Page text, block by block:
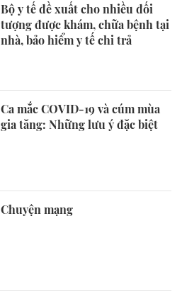
Bộ y tế đề xuất cho nhiều đối
tượng được khám, chữa bệnh tại
nhà, bảo hiểm y tế chi trả
Ca mắc COVID-19 và cúm mùa
gia tăng: Những lưu ý đặc biệt
Chuyện mạng